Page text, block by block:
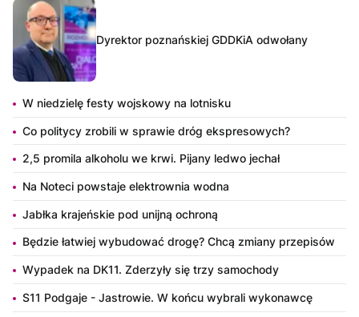
Dyrektor poznańskiej GDDKiA odwołany
W niedzielę festy wojskowy na lotnisku
Co politycy zrobili w sprawie dróg ekspresowych?
2,5 promila alkoholu we krwi. Pijany ledwo jechał
Na Noteci powstaje elektrownia wodna
Jabłka krajeńskie pod unijną ochroną
Będzie łatwiej wybudować drogę? Chcą zmiany przepisów
Wypadek na DK11. Zderzyły się trzy samochody
S11 Podgaje - Jastrowie. W końcu wybrali wykonawcę